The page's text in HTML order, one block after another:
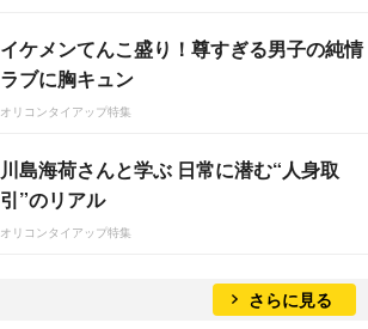
イケメンてんこ盛り！尊すぎる男子の純情
ラブに胸キュン
オリコンタイアップ特集
川島海荷さんと学ぶ 日常に潜む“人身取
引”のリアル
オリコンタイアップ特集
さらに見る